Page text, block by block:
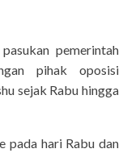
pemerintah
pihak oposisi
sejak Rabu hingga
pada hari Rabu dan